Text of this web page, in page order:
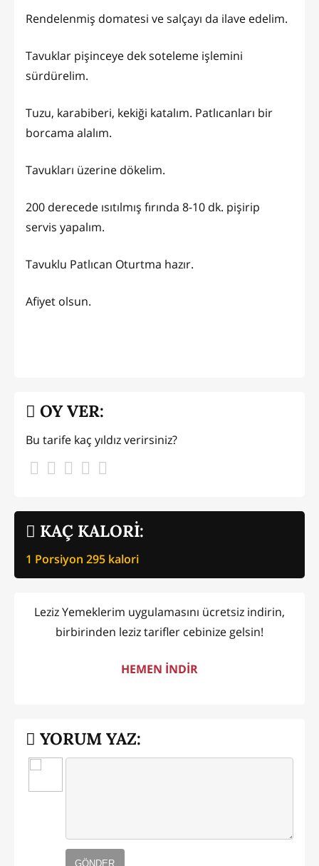
Rendelenmiş domatesi ve salçayı da ilave edelim.
Tavuklar pişinceye dek soteleme işlemini
sürdürelim.
Tuzu, karabiberi, kekiği katalım. Patlıcanları bir
borcama alalım.
Tavukları üzerine dökelim.
200 derecede ısıtılmış fırında 8-10 dk. pişirip
servis yapalım.
Tavuklu Patlıcan Oturtma hazır.
Afiyet olsun.
KAÇ KALORİ:
1 Porsiyon 295 kalori
OY VER:
Bu tarife kaç yıldız verirsiniz?
Leziz Yemeklerim uygulamasını ücretsiz indirin,
birbirinden leziz tarifler cebinize gelsin!
HEMEN İNDİR
YORUM YAZ:
GÖNDER